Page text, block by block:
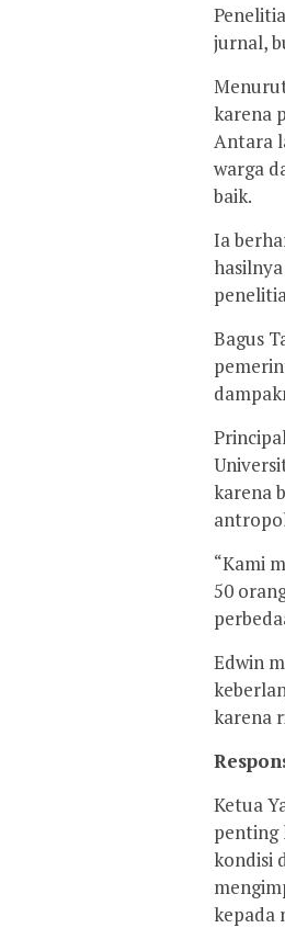
jurnal,
karena
Antara
warga
baik.
Ia
Bagus
karena
“Kami
50
Edwin
karena
Ketua
penting
kondisi
kepada